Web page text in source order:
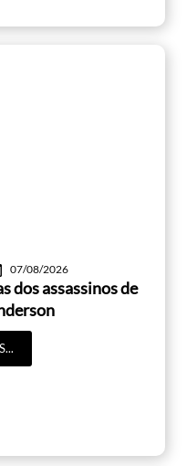
07/08/2026
dos assassinos de